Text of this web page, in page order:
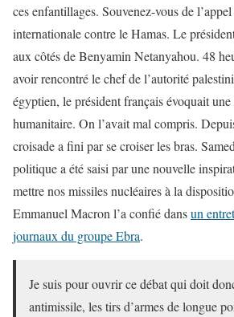
ces enfantillages. Souvenez-vous de
internationale contre le Hamas. Le
aux côtés de Benyamin Netanyahou. 48
avoir rencontré le chef de l’autorité
égyptien, le président français évoquait
humanitaire. On l’avait mal compris.
croisade a fini par se croiser les bras.
politique a été saisi par une nouvelle
mettre nos missiles nucléaires à la
Emmanuel Macron l’a confié dansun
journaux du groupe Ebra.
Je suis pour ouvrir ce débat qui doit
antimissile, les tirs d’armes de longue